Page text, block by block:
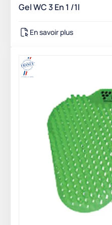
Gel WC 3 En 1 /1l
En savoir plus